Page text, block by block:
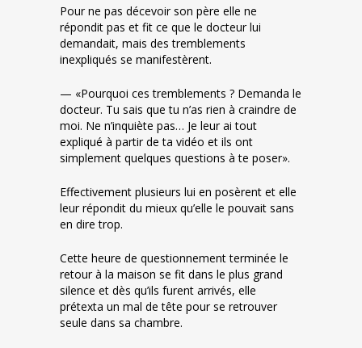
Pour ne pas décevoir son père elle ne
répondit pas et fit ce que le docteur lui
demandait, mais des tremblements
inexpliqués se manifestèrent.
— «Pourquoi ces tremblements ? Demanda le
docteur. Tu sais que tu n’as rien à craindre de
moi. Ne n’inquiète pas… Je leur ai tout
expliqué à partir de ta vidéo et ils ont
simplement quelques questions à te poser».
Effectivement plusieurs lui en posèrent et elle
leur répondit du mieux qu’elle le pouvait sans
en dire trop.
Cette heure de questionnement terminée le
retour à la maison se fit dans le plus grand
silence et dès qu’ils furent arrivés, elle
prétexta un mal de tête pour se retrouver
seule dans sa chambre.